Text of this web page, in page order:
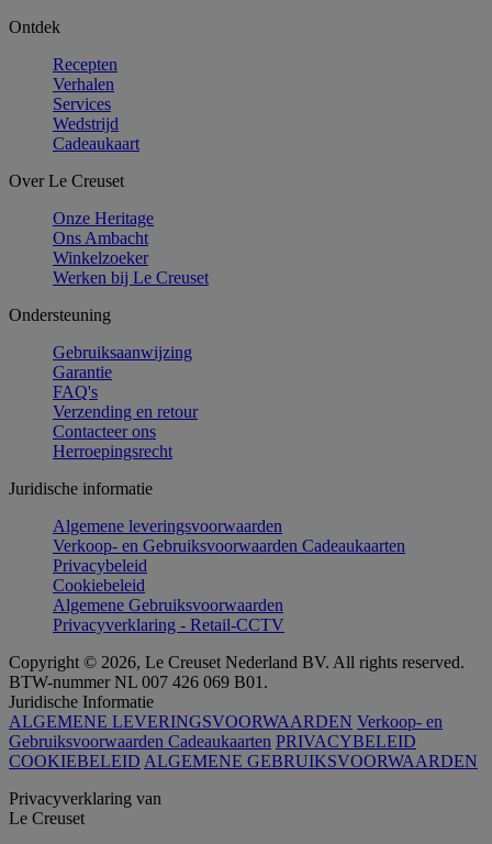
Ontdek
Recepten
Verhalen
Services
Wedstrijd
Cadeaukaart
Over Le Creuset
Onze Heritage
Ons Ambacht
Winkelzoeker
Werken bij Le Creuset
Ondersteuning
Gebruiksaanwijzing
Garantie
FAQ's
Verzending en retour
Contacteer ons
Herroepingsrecht
Juridische informatie
Algemene leveringsvoorwaarden
Verkoop- en Gebruiksvoorwaarden Cadeaukaarten
Privacybeleid
Cookiebeleid
Algemene Gebruiksvoorwaarden
Privacyverklaring - Retail-CCTV
Copyright © 2026, Le Creuset Nederland BV. All rights reserved.
BTW-nummer NL 007 426 069 B01.
Juridische Informatie
ALGEMENE LEVERINGSVOORWAARDEN Verkoop- en
Gebruiksvoorwaarden Cadeaukaarten PRIVACYBELEID
COOKIEBELEID ALGEMENE GEBRUIKSVOORWAARDEN
Privacyverklaring van
Le Creuset